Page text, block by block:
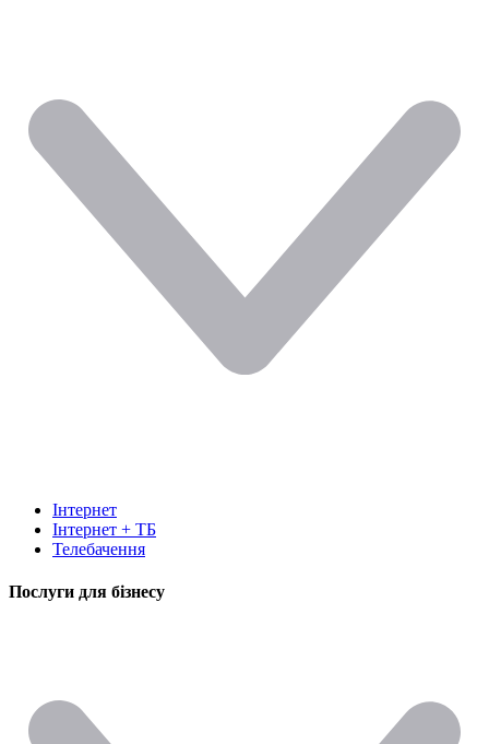
Інтернет
Інтернет + ТБ
Телебачення
Послуги для бізнесу